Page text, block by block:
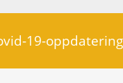
19-oppdatering